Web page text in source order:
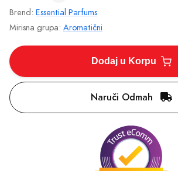
Brend: Essential Parfums
Mirisna grupa: Aromatični
Dodaj u Korpu
Naruči Odmah